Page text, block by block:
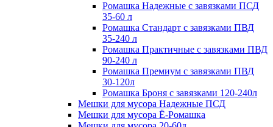
Ромашка Надежные с завязками ПСД
35-60 л
Ромашка Стандарт с завязками ПВД
35-240 л
Ромашка Практичные с завязками ПВД
90-240 л
Ромашка Премиум с завязками ПВД
30-120л
Ромашка Броня с завязками 120-240л
Мешки для мусора Надежные ПСД
Мешки для мусора Ё-Ромашка